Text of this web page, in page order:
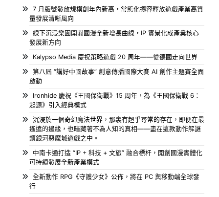
7 月版號發放規模創年內新高，常態化擴容釋放遊戲產業高質
量發展清晰風向
線下沉浸樂園開闢國漫全新增長曲線，IP 實景化成產業核心
發展新方向
Kalypso Media 慶祝策略遊戲 20 周年——從德國走向世界
第八屆 “講好中國故事” 創意傳播國際大賽 AI 創作主題賽全面
啟動
Ironhide 慶祝《王國保衛戰》15 周年，為《王國保衛戰 6：
起源》引入經典模式
沉浸於一個奇幻魔法世界，那裏有超乎尋常的存在，即便在最
遙遠的邊緣，也暗藏著不為人知的真相——盡在這款動作解謎
類銀河惡魔城遊戲之中。
中南卡通打造 “IP + 科技 + 文旅” 融合標杆，開創國漫實體化
可持續發展全新產業模式
全新動作 RPG《守護少女》公佈，將在 PC 與移動端全球發
行